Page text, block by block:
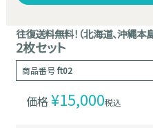
往復送料無料！（北海道、沖縄本
2枚セット
商品番号ft02
価格¥15,000税込